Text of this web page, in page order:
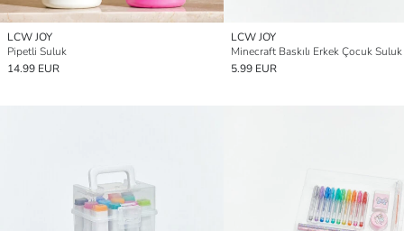
LCW JOY
Pipetli Suluk
14.99 EUR
LCW JOY
Minecraft Baskılı Erkek Çocuk
5.99 EUR